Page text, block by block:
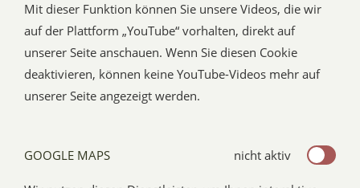
Mit dieser Funktion können Sie unsere Videos, die wir
auf der Plattform „YouTube“ vorhalten, direkt auf
unserer Seite anschauen. Wenn Sie diesen Cookie
deaktivieren, können keine YouTube-Videos mehr auf
unserer Seite angezeigt werden.
GOOGLE MAPS nicht aktiv